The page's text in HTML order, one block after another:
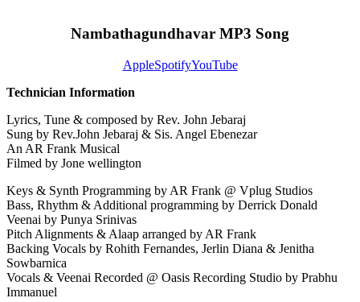
Nambathagundhavar MP3 Song
AppleSpotifyYouTube
Technician Information
Lyrics, Tune & composed by Rev. John Jebaraj
Sung by Rev.John Jebaraj & Sis. Angel Ebenezar
An AR Frank Musical
Filmed by Jone wellington
Keys & Synth Programming by AR Frank @ Vplug Studios
Bass, Rhythm & Additional programming by Derrick Donald
Veenai by Punya Srinivas
Pitch Alignments & Alaap arranged by AR Frank
Backing Vocals by Rohith Fernandes, Jerlin Diana & Jenitha
Sowbarnica
Vocals & Veenai Recorded @ Oasis Recording Studio by Prabhu
Immanuel